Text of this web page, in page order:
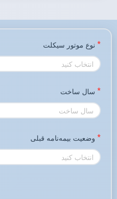
نوع موتور سیکلت
انتخاب کنید
سال ساخت
سال ساخت
وضعیت بیمه‌نامه قبلی
انتخاب کنید